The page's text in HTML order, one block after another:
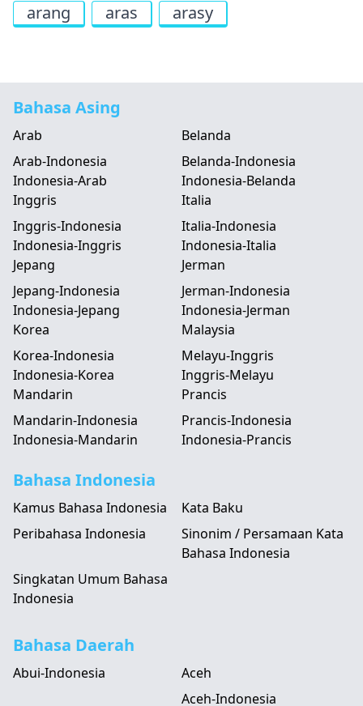
arang
aras arasy
Bahasa Asing
Arab
Arab-Indonesia
Indonesia-Arab
Belanda
Belanda-Indonesia
Indonesia-Belanda
Inggris
Inggris-Indonesia
Indonesia-Inggris
Italia
Italia-Indonesia
Indonesia-Italia
Jepang
Jepang-Indonesia
Indonesia-Jepang
Jerman
Jerman-Indonesia
Indonesia-Jerman
Korea
Korea-Indonesia
Indonesia-Korea
Malaysia
Melayu-Inggris
Inggris-Melayu
Mandarin
Mandarin-Indonesia
Indonesia-Mandarin
Prancis
Prancis-Indonesia
Indonesia-Prancis
Bahasa Indonesia
Kamus Bahasa Indonesia
Kata Baku
Peribahasa Indonesia
Sinonim / Persamaan Kata
Bahasa Indonesia
Singkatan Umum Bahasa
Indonesia
Bahasa Daerah
Abui-Indonesia
Aceh
Aceh-Indonesia